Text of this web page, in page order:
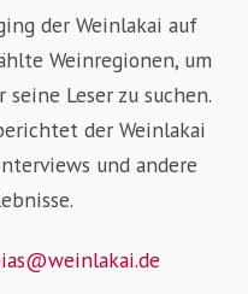
der Weinlakai auf
Weinregionen, um
Leser zu suchen.
der Weinlakai
und andere